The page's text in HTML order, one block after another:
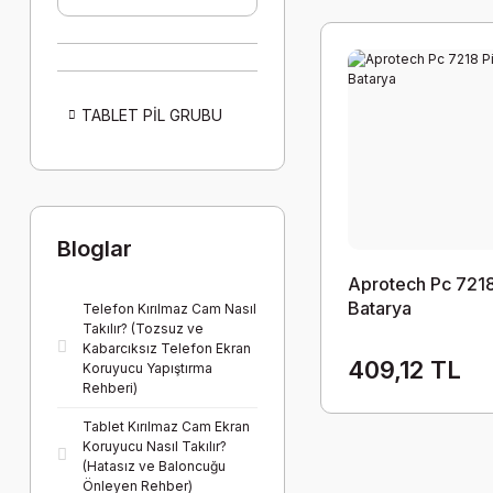
TABLET PİL GRUBU
Bloglar
Telefon Kırılmaz Cam Nasıl
Takılır? (Tozsuz ve
Kabarcıksız Telefon Ekran
Koruyucu Yapıştırma
Rehberi)
Tablet Kırılmaz Cam Ekran
Koruyucu Nasıl Takılır?
(Hatasız ve Baloncuğu
Önleyen Rehber)
Aprotech Pc
Batarya
409,12 TL